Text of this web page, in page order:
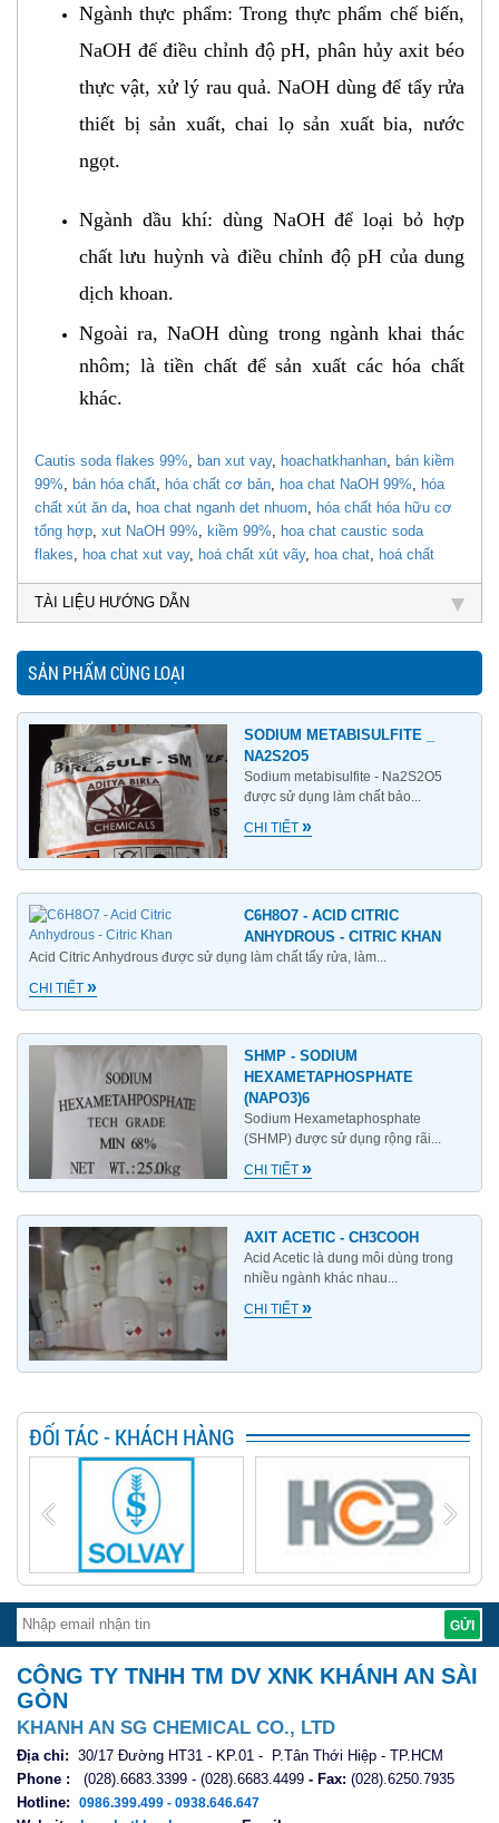
Ngành thực phẩm: Trong thực phẩm chế biến,
NaOH để điều chỉnh độ pH, phân hủy axit béo
thực vật, xử lý rau quả. NaOH dùng để tẩy rửa
thiết bị sản xuất, chai lọ sản xuất bia, nước
ngọt.
Ngành dầu khí: dùng NaOH để loạibỏ hợp
chất lưu huỳnh và điều chỉnh độ pH của dung
dịch khoan.
Ngoài ra, NaOH dùng trong ngành khai thác
nhôm; là tiền chất để sản xuất các hóa chất
khác.
Cautis soda flakes 99% ban xut vay, hoachatkhanhan
bán ki​ềm
99%
bán hóa ch​ất hóa chất cơ b​ản hoa chat NaOH 99%
hóa
chất xút ​ăn da
hoa chat nganh det nhuom
hóa chất hóa hữu cơ
tổng h​ợp xut NaOH 99% kiềm 99%
hoa chat caustic soda
flakes
hoa chat xut vay, hoá chất xút vãy, hoa chat hoá chất
TÀI LIỆU HƯỚNG DẪN
SẢN PHẨM CÙNG LOẠI
SODIUM METABISULFITE _
NA2S2O5
Sodium metabisulfite - Na2S2O5
được sử dụng làm chất bảo...
CHI TIẾT»
C6H8O7 - ACID CITRIC
ANHYDROUS - CITRIC KHAN
Acid Citric Anhydrous được sử dụng làm chất tẩy rửa, làm...
CHI TIẾT »
SHMP - SODIUM
HEXAMETAPHOSPHATE
(NAPO3)6
Sodium Hexametaphosphate
(SHMP) được sử dụng rộng rãi...
CHI TIẾT»
AXIT ACETIC - CH3COOH
Acid Acetic là dung môi dùng trong
nhiều ngành khác nhau...
CHI TIẾT»
ĐỐI TÁC - KHÁCH HÀNG
CÔNG TY TNHH TM DV XNK KHÁNH AN SÀI
GÒN
KHANH AN SG CHEMICAL CO., LTD
Địa chỉ: 30/17 Đường HT31 - KP.01 - P.Tân Thới Hiệp - TP.HCM
Phone : (028).6683.3399 - (028).6683.4499 - Fax: (028).6250.7935
Hotline:
0986.399.499 - 0938.646.647